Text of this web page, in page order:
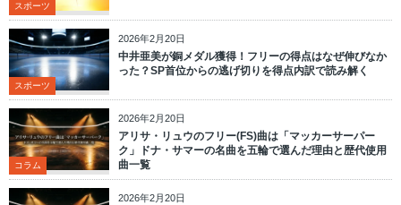
スポーツ
2026年2月20日
スポーツ
中井亜美が銅メダル獲得！フリーの得点はなぜ伸びなか
った？SP首位からの逃げ切りを得点内訳で読み解く
2026年2月20日
コラム
アリサ・リュウのフリー(FS)曲は「マッカーサーパー
ク」ドナ・サマーの名曲を五輪で選んだ理由と歴代使用
曲一覧
2026年2月20日